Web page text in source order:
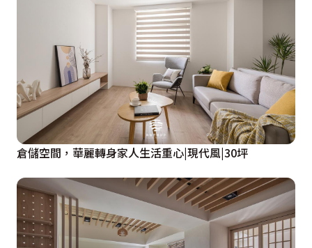
倉儲空間，華麗轉身家人生活重心|現代風|30坪